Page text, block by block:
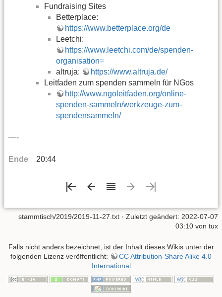
Fundraising Sites
Betterplace:
https://www.betterplace.org/de
Leetchi:
https://www.leetchi.com/de/spenden-
organisation=
altruja:
https://www.altruja.de/
Leitfaden zum spenden sammeln für NGos
http://www.ngoleitfaden.org/online-
spenden-sammeln/werkzeuge-zum-
spendensammeln/
—-
Ende 20:44
stammtisch/2019/2019-11-27.txt · Zuletzt geändert: 2022-07-07
03:10 von tux
Falls nicht anders bezeichnet, ist der Inhalt dieses Wikis unter der
folgenden Lizenz veröffentlicht:
CC Attribution-Share Alike 4.0
International